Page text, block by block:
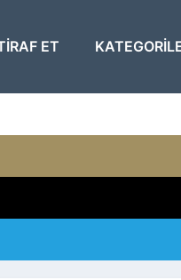
ET